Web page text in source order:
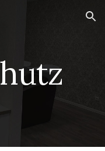
Skip to navigation